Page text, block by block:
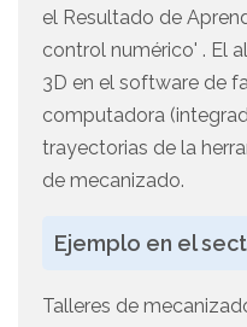
el Resultado de
control numérico' . El
3D en el software de
computadora
trayectorias de la
de mecanizado.
Ejemplo en el
Talleres de